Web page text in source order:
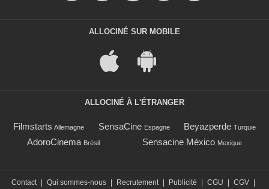
ALLOCINÉ SUR MOBILE
ALLOCINÉ À L'ÉTRANGER
Filmstarts Allemagne SensaCine Espagne Beyazperde Turquie
AdoroCinema Brésil Sensacine México Mexique
Contact | Qui sommes-nous | Recrutement | Publicité | CGU | CGV |